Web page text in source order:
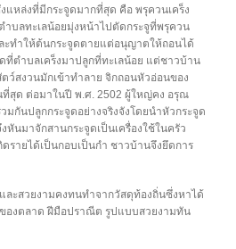
แหล่งที่มีกระจูดมากที่สุด คือ พรุควนเคร็ง
ำบลทะเลน้อยมุ่งหน้าไปตัดกระจูที่พรุควน
ละทำให้ต้นกระจูดตายแต่อนุญาตให้ถอนได้
ตำบลเคร็งมาปลูกที่ทะเลน้อย แต่ชาวบ้าน
ว์สงวนมักเข้าทำลาย จิกถอนหัวอ่อนของ
ที่สุด ต่อมาในปี พ.ศ. 2502 ผู้ใหญ่คง อรุณ
กันปลูกกระจูดอย่างจริงจังโดยนำหัวกระจูด
นมาจักสานกระจูดเป็นเครื่องใช้ในครัว
รายได้เป็นกอบเป็นกำ ชาวบ้านจึงยึดการ
ะสวยงามคงทนทำจากวัสดุท้องถิ่นซึ่งหาได้
องตลาด ฝีมือปราณีต รูปแบบสวยงามทัน